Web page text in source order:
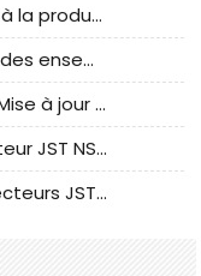
Guide d'évaluation et d'adaptation à la production des composants de câbles nationaux CNC Tech
Analyse du remplacement national des ensembles de câbles à fréquence élevée I-PEX
CLIFF参照下的国产连接器测试标准更新 Mise à jour des normes de test des connecteurs nationaux sous la référence CLIFF
Connecteur JST - Fournit le connecteur JST NSHR-02V-S original | Équivalent
Connecteur JST - Fournit des connecteurs JST GHR-09V-S authentiques et des produits de remplacement|